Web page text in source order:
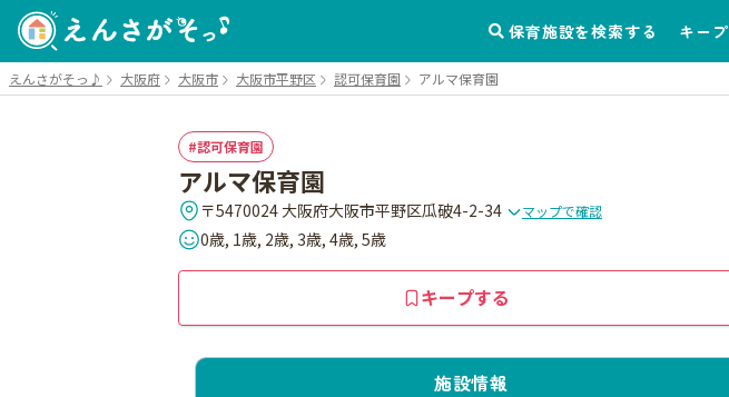
保育施設を検索する キープ
えんさがそっ♪ 大阪府 大阪市 大阪市平野区 認可保育園 アルマ保育園
認可保育園
アルマ保育園
〒5470024 大阪府大阪市平野区瓜破4-2-34 マップで確認
0歳, 1歳, 2歳, 3歳, 4歳, 5歳
キープする
施設情報